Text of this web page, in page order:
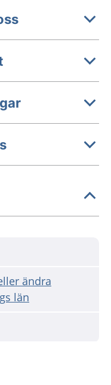
ändra
län